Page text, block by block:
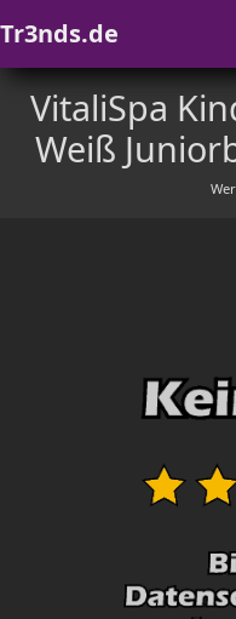
Tr3nds.de
VitaliSpa
Weiß